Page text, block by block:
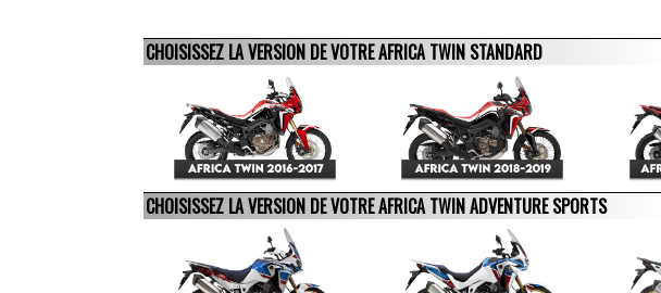
CHOISISSEZ LA VERSION DE VOTRE AFRICA TWIN STANDARD
CHOISISSEZ LA VERSION DE VOTRE AFRICA TWIN ADVENTURE SPORTS